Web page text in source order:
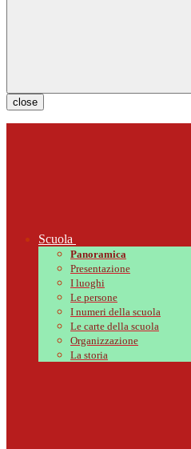
close
Scuola
Panoramica
Presentazione
I luoghi
Le persone
I numeri della scuola
Le carte della scuola
Organizzazione
La storia